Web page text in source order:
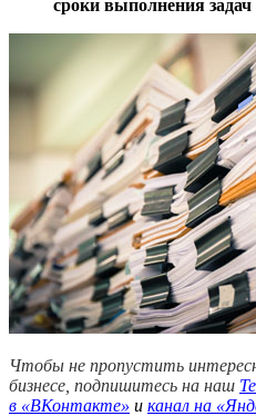
сроки выполнения
Чтобы не пропустить
бизнесе, подпишитесь на наш
в «ВКонтакте» и канал на